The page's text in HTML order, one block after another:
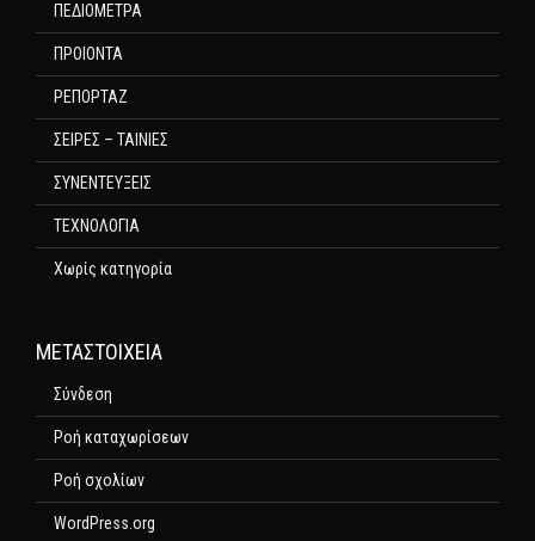
ΠΕΔΙΟΜΕΤΡΑ
ΠΡΟΙΟΝΤΑ
ΡΕΠΟΡΤΑΖ
ΣΕΙΡΕΣ – ΤΑΙΝΙΕΣ
ΣΥΝΕΝΤΕΥΞΕΙΣ
ΤΕΧΝΟΛΟΓΙΑ
Χωρίς κατηγορία
ΜΕΤΑΣΤΟΙΧΕΊΑ
Σύνδεση
Ροή καταχωρίσεων
Ροή σχολίων
WordPress.org